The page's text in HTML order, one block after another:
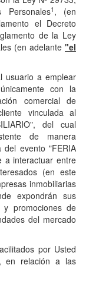
1 , (en
el Decreto
de la Ley
(en adelante "el
usuario a emplear
con la
comercial de
vinculada al
del cual
de manera
del evento "FERIA
a interactuar entre
(en este
inmobiliarias
expondrán sus
y promociones de
del mercado
por Usted
en relación a las